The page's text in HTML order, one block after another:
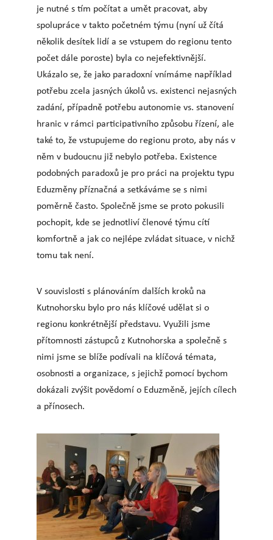
je nutné s tím počítat a umět pracovat, aby
spolupráce v takto početném týmu (nyní už čítá
několik desítek lidí a se vstupem do regionu tento
počet dále poroste) byla co nejefektivnější.
Ukázalo se, že jako paradoxní vnímáme například
potřebu zcela jasných úkolů vs. existenci nejasných
zadání, případně potřebu autonomie vs. stanovení
hranic v rámci participativního způsobu řízení, ale
také to, že vstupujeme do regionu proto, aby nás v
něm v budoucnu již nebylo potřeba. Existence
podobných paradoxů je pro práci na projektu typu
Eduzměny příznačná a setkáváme se s nimi
poměrně často. Společně jsme se proto pokusili
pochopit, kde se jednotliví členové týmu cítí
komfortně a jak co nejlépe zvládat situace, v nichž
tomu tak není.
V souvislosti s plánováním dalších kroků na
Kutnohorsku bylo pro nás klíčové udělat si o
regionu konkrétnější představu. Využili jsme
přítomnosti zástupců z Kutnohorska a společně s
nimi jsme se blíže podívali na klíčová témata,
osobnosti a organizace, s jejichž pomocí bychom
dokázali zvýšit povědomí o Eduzměně, jejích cílech
a přínosech.